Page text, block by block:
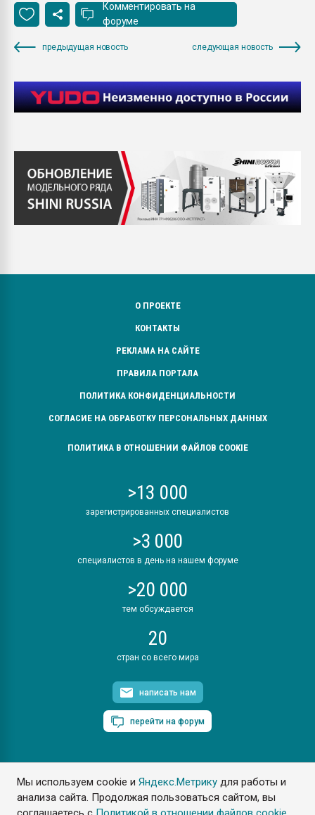
Мы используем cookie иЯндекс.Метрику для работы и
анализа сайта. Продолжая пользоваться сайтом, вы
Комментировать на
форуме
предыдущая новость следующая новость
О ПРОЕКТЕ
КОНТАКТЫ
РЕКЛАМА НА САЙТЕ
ПРАВИЛА ПОРТАЛА
ПОЛИТИКА КОНФИДЕНЦИАЛЬНОСТИ
СОГЛАСИЕ НА ОБРАБОТКУ ПЕРСОНАЛЬНЫХ ДАННЫХ
ПОЛИТИКА В ОТНОШЕНИИ ФАЙЛОВ COOKIE
>13 000
зарегистрированных специалистов
>3 000
специалистов в день на нашем форуме
>20 000
тем обсуждается
20
стран со всего мира
написать нам
перейти на форум
ПластЭксперт © 2006. Все права защищены
Разрешается копирование материалов сайта с обязательной
ссылкой на www.e-plastic.ru